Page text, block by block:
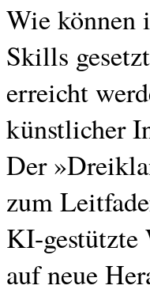
Wie können
Skills
erreicht
künstlicher
Der
zum
KI-gestützte
auf neue